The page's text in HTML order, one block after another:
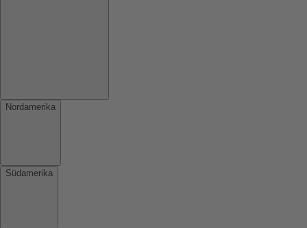
Nordamerika
Südamerika